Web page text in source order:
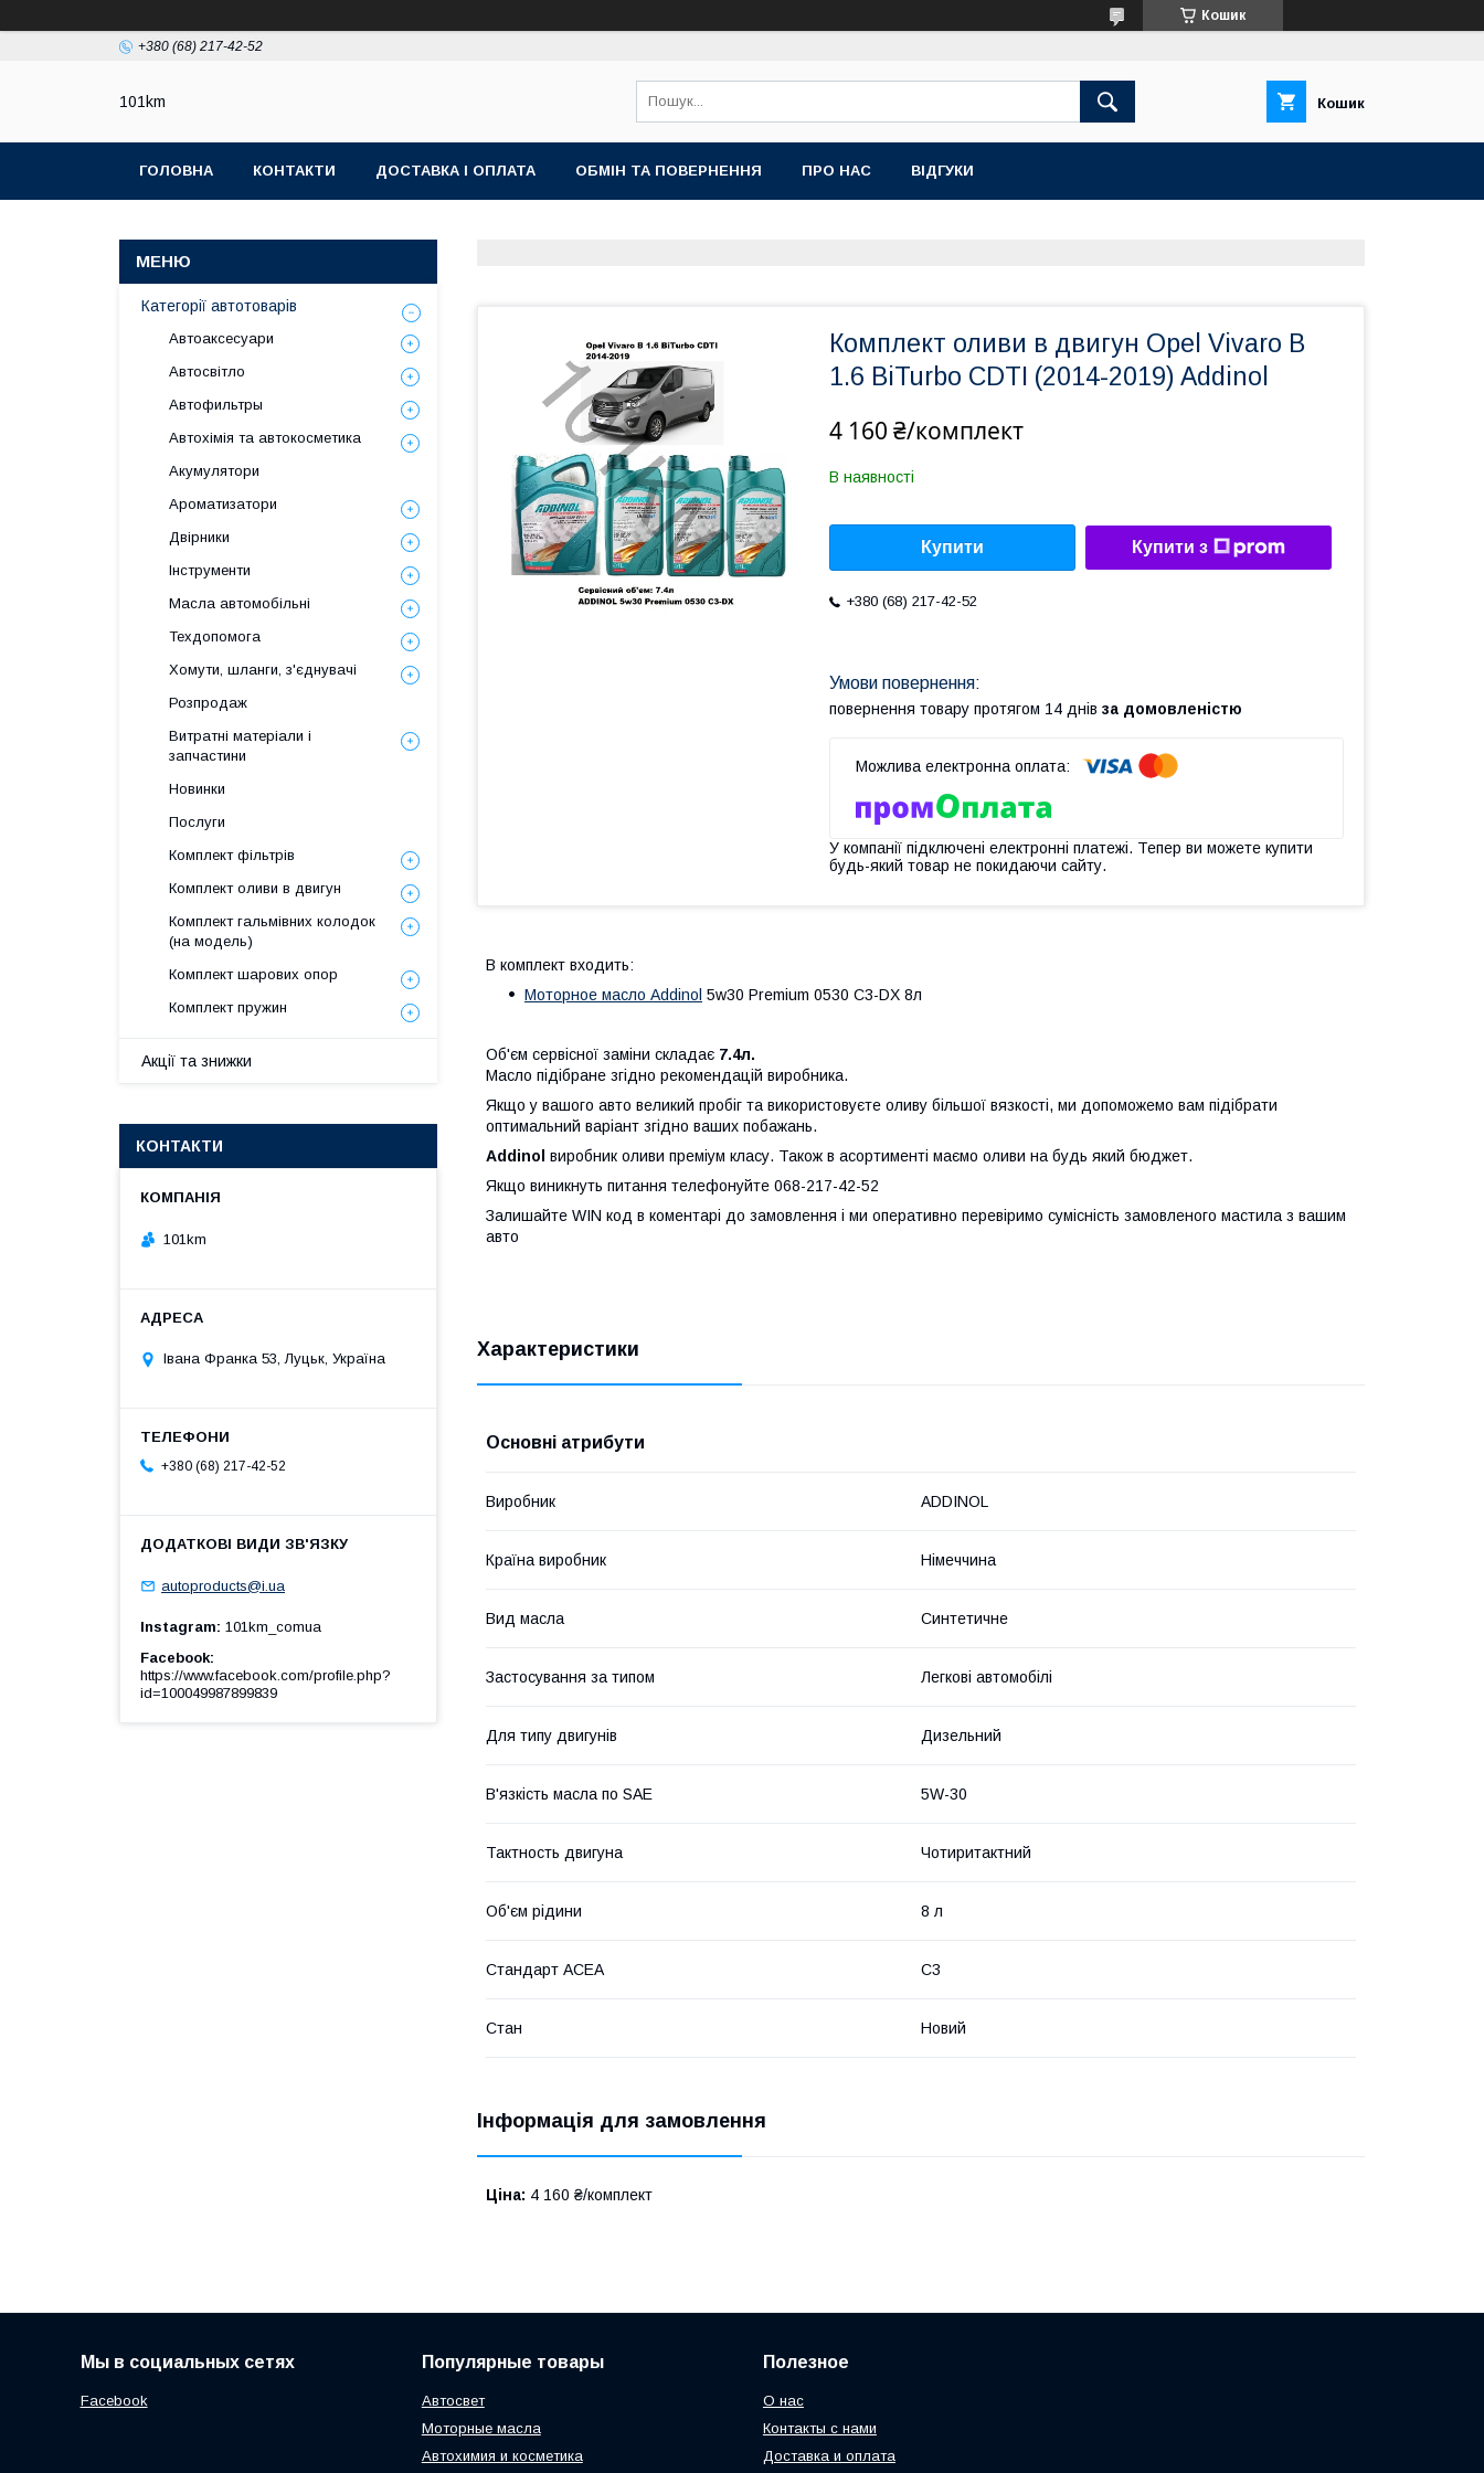
Кошик
+380 (68) 217-42-52
101km Кошик
ГОЛОВНА КОНТАКТИ ДОСТАВКА І ОПЛАТА ОБМІН ТА ПОВЕРНЕННЯ ПРО НАС ВІДГУКИ
Комплект оливи в двигун Opel Vivaro B
1.6 BiTurbo CDTI (2014-2019) Addinol
4 160 ₴/комплект
В наявності
Купити Купити з
+380 (68) 217-42-52
повернення товару протягом 14 днів за домовленістю
У компанії підключені електронні платежі. Тепер ви можете купити
будь-який товар не покидаючи сайту.
В комплект входить:
Моторное масло Addinol 5w30 Premium 0530 C3-DX 8л
Об'єм сервісної заміни складає 7.4л.
Масло підібране згідно рекомендацій виробника.
Якщо у вашого авто великий пробіг та використовуєте оливу більшої вязкості, ми допоможемо вам підібрати
оптимальний варіант згідно ваших побажань.
Addinol виробник оливи преміум класу. Також в асортименті маємо оливи на будь який бюджет.
Якщо виникнуть питання телефонуйте 068-217-42-52
Залишайте WIN код в коментарі до замовлення і ми оперативно перевіримо сумісність замовленого мастила з вашим
авто
Характеристики
Основні атрибути
Виробник ADDINOL
Країна виробник Німеччина
Вид масла Синтетичне
Застосування за типом Легкові автомобілі
Для типу двигунів Дизельний
В'язкість масла по SAE 5W-30
Тактность двигуна Чотиритактний
Об'єм рідини 8 л
Стандарт ACEA C3
Стан Новий
Інформація для замовлення
Ціна: 4 160 ₴/комплект
Категорії автотоварів
Автоаксесуари
Автосвітло
Автофильтры
Автохімія та автокосметика
Акумулятори
Ароматизатори
Двірники
Інструменти
Масла автомобільні
Техдопомога
Хомути, шланги, з'єднувачі
Розпродаж
Витратні матеріали і
запчастини
Новинки
Послуги
Комплект фільтрів
Комплект оливи в двигун
Комплект гальмівних колодок
(на модель)
Комплект шарових опор
Комплект пружин
Акції та знижки
КОНТАКТИ
101km
Івана Франка 53, Луцьк, Україна
+380 (68) 217-42-52
autoproducts@i.ua
Instagram 101km_comua
Facebook
https://www.facebook.com/profile.php?
id=100049987899839
Мы в социальных сетях
Facebook
Популярные товары
Автосвет
Моторные масла
Автохимия и косметика
Полезное
О нас
Контакты с нами
Доставка и оплата